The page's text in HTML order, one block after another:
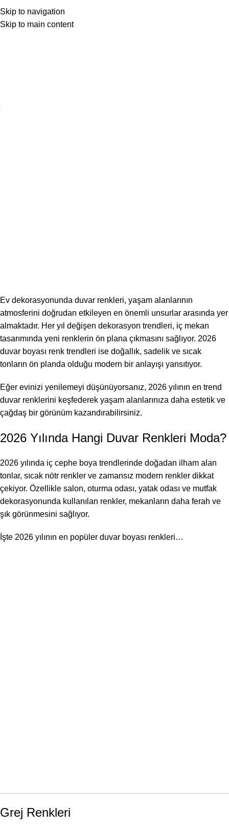
Skip to navigation
Skip to main content
Ev dekorasyonunda duvar renkleri, yaşam alanlarının
atmosferini doğrudan etkileyen en önemli unsurlar arasında yer
almaktadır. Her yıl değişen dekorasyon trendleri, iç mekan
tasarımında yeni renklerin ön plana çıkmasını sağlıyor. 2026
duvar boyası renk trendleri ise doğallık, sadelik ve sıcak
tonların ön planda olduğu modern bir anlayışı yansıtıyor.
Eğer evinizi yenilemeyi düşünüyorsanız, 2026 yılının en trend
duvar renklerini keşfederek yaşam alanlarınıza daha estetik ve
çağdaş bir görünüm kazandırabilirsiniz.
2026 Yılında Hangi Duvar Renkleri Moda?
2026 yılında iç cephe boya trendlerinde doğadan ilham alan
tonlar, sıcak nötr renkler ve zamansız modern renkler dikkat
çekiyor. Özellikle salon, oturma odası, yatak odası ve mutfak
dekorasyonunda kullanılan renkler, mekanların daha ferah ve
şık görünmesini sağlıyor.
İşte 2026 yılının en popüler duvar boyası renkleri…
Grej Renkleri